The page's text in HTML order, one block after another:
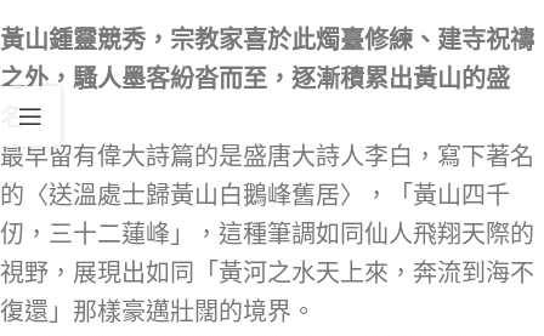
黃山鍾靈競秀，宗教家喜於此燭臺修練、建寺祝禱
之外，騷人墨客紛沓而至，逐漸積累出黃山的盛
名。
最早留有偉大詩篇的是盛唐大詩人李白，寫下著名
的〈送溫處士歸黃山白鵝峰舊居〉，「黃山四千
仞，三十二蓮峰」，這種筆調如同仙人飛翔天際的
視野，展現出如同「黃河之水天上來，奔流到海不
復還」那樣豪邁壯闊的境界。